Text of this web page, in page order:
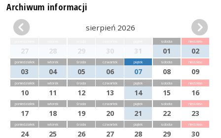
Archiwum informacji
sierpień 2026
27 28 29 30 31
sobota
01
niedziela
02
poniedziałek
03
wtorek
04
środa
05
czwartek
06
piątek
07
sobota
08
niedziela
09
poniedziałek
10
wtorek
11
środa
12
czwartek
13
piątek
14
sobota
15
niedziela
16
poniedziałek
17
wtorek
18
środa
19
czwartek
20
piątek
21
sobota
22
niedziela
23
poniedziałek
24
wtorek
25
środa
26
czwartek
27
piątek
28
sobota
29
niedziela
30